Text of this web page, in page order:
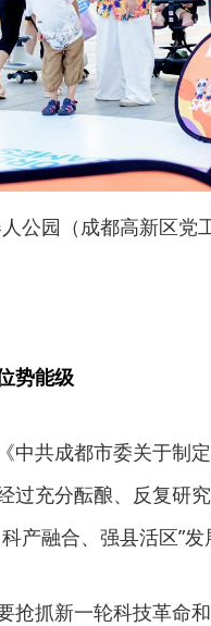
公园（成都高新区党
势能级
中共成都市委关于制
过充分酝酿、反复研
产融合、强县活区”发
抢抓新一轮科技革命